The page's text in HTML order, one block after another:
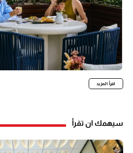
اقرأ المزيد
سيهمك ان تقرأ